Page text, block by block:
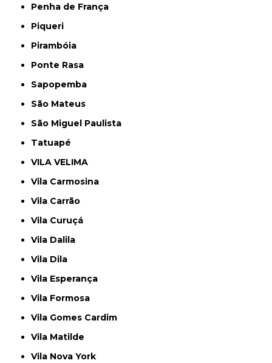
Penha de França
Piqueri
Pirambóia
Ponte Rasa
Sapopemba
São Mateus
São Miguel Paulista
Tatuapé
VILA VELIMA
Vila Carmosina
Vila Carrão
Vila Curuçá
Vila Dalila
Vila Dila
Vila Esperança
Vila Formosa
Vila Gomes Cardim
Vila Matilde
Vila Nova York